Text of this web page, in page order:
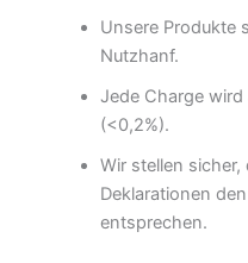
Unsere Produkte
Nutzhanf.
Jede Charge
(<0,2%).
Wir stellen sicher,
Deklarationen
entsprechen.